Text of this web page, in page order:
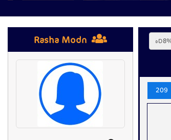
Rasha Modn